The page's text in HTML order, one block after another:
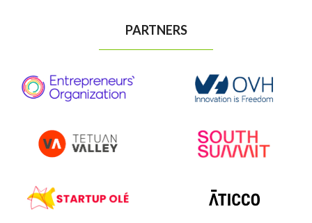
PARTNERS